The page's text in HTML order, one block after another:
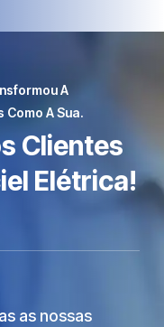
A
A Sua.
Clientes
Elétrica!
as nossas